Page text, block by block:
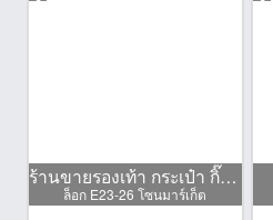
ร้านขายรองเท้า กระเป๋า กิ๊ฟช็อป
ล็อก E23-26 โซนมาร์เก็ต